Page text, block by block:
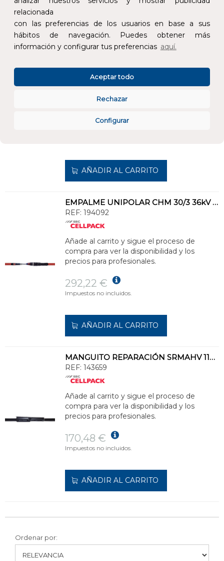
relacionada
con las preferencias de los usuarios en base a sus
hábitos de navegación. Puedes obtener más
información y configurar tus preferencias aquí.
Configurar
Rechazar
Aceptar todo
Añade al carrito y sigue el proceso de
compra para ver la disponibilidad y los
AÑADIR AL CARRITO
EMPALME UNIPOLAR CHM 30/3 36kV 150-300mm²
REF: 194092
Añade al carrito y sigue el proceso de
compra para ver la disponibilidad y los
precios para profesionales.
292,22 €
Impuestos no incluidos.
AÑADIR AL CARRITO
MANGUITO REPARACIÓN SRMAHV 115-30/1000
REF: 143659
Añade al carrito y sigue el proceso de
compra para ver la disponibilidad y los
precios para profesionales.
170,48 €
Impuestos no incluidos.
AÑADIR AL CARRITO
Ordenar por: